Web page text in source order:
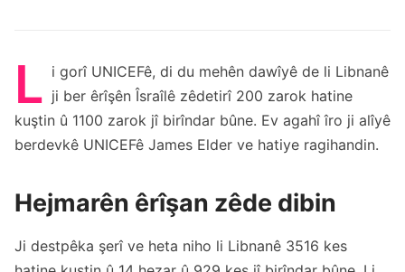
L i gorî UNICEFê, di du mehên dawîyê de li Libnanê
ji ber êrîşên Îsraîlê zêdetirî 200 zarok hatine
kuştin û 1100 zarok jî birîndar bûne. Ev agahî îro ji alîyê
berdevkê UNICEFê James Elder ve hatiye ragihandin.
Hejmarên êrîşan zêde dibin
Ji destpêka şerî ve heta niho li Libnanê 3516 kes